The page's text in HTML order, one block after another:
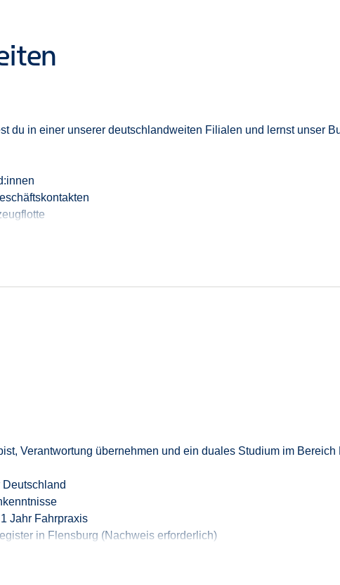
du in einer unserer deutschlandweiten Filialen und lernst unser
im Tagesgeschäft
mit
, Verantwortung übernehmen und ein duales Studium im Bereich
Deutschland
Jahr Fahrpraxis
in Flensburg (Nachweis erforderlich)